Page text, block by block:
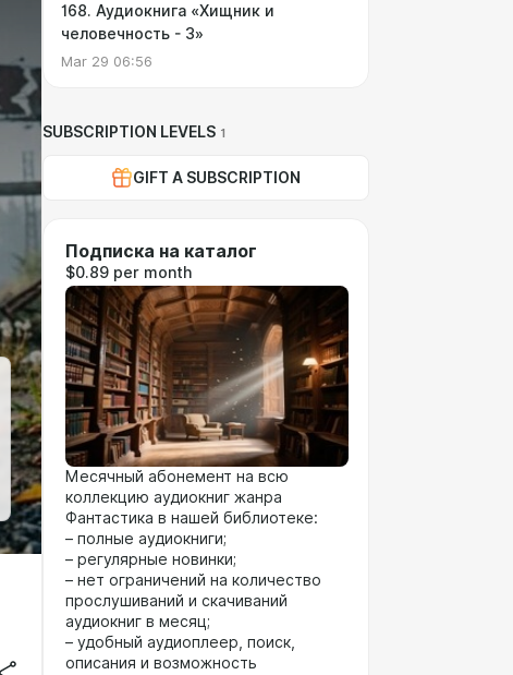
168. Аудиокнига «Хищник и
человечность - 3»
Mar 29 06:56
SUBSCRIPTION LEVELS 1
GIFT A SUBSCRIPTION
Подписка на каталог
$0.89 per month
Месячный абонемент на всю
коллекцию аудиокниг жанра
Фантастика в нашей библиотеке:
– полные аудиокниги;
– регулярные новинки;
– нет ограничений на количество
прослушиваний и скачиваний
аудиокниг в месяц;
– удобный аудиоплеер, поиск,
описания и возможность